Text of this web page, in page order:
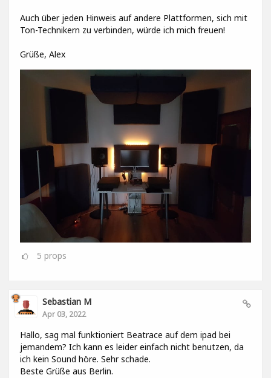
Auch über jeden Hinweis auf andere Plattformen, sich mit
Ton-Technikern zu verbinden, würde ich mich freuen!
Grüße, Alex
5 props
Sebastian M
Apr 03, 2022
Hallo, sag mal funktioniert Beatrace auf dem ipad bei
jemandem? Ich kann es leider einfach nicht benutzen, da
ich kein Sound höre. Sehr schade.
Beste Grüße aus Berlin.